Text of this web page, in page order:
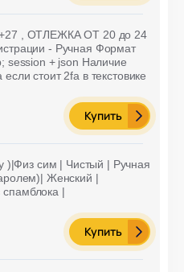
, ОТЛЕЖКА ОТ 20 до 24
- Ручная Формат
session + json Наличие
стоит 2fa в текстовике
Купить
)|Физ сим | Чистый | Ручная
Женский |
|
Купить